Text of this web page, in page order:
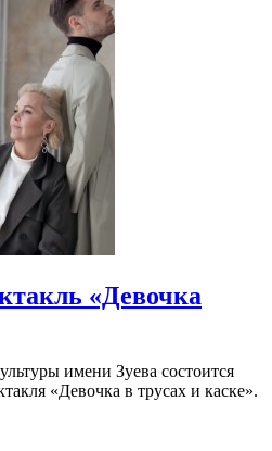
«Девочка
имени Зуева состоится
«Девочка в трусах и каске».